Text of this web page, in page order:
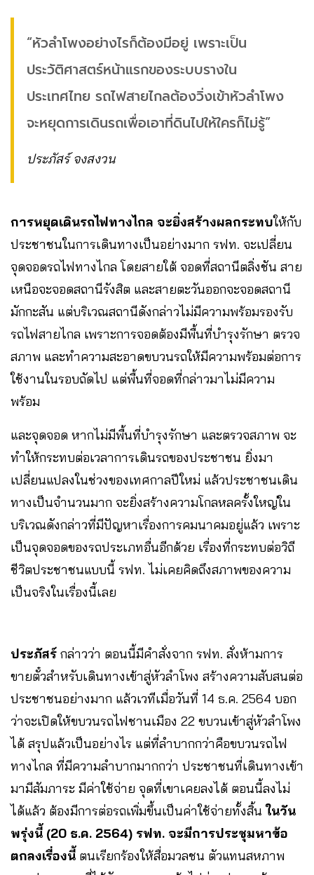
“หัวลำโพงอย่างไรก็ต้องมีอยู่ เพราะเป็น
ประวัติศาสตร์หน้าแรกของระบบรางใน
ประเทศไทย รถไฟสายไกลต้องวิ่งเข้าหัวลำโพง
จะหยุดการเดินรถเพื่อเอาที่ดินไปให้ใครก็ไม่รู้”
ประภัสร์ จงสงวน
การหยุดเดินรถไฟทางไกล จะยิ่งสร้างผลกระทบให้กับ
ประชาชนในการเดินทางเป็นอย่างมาก รฟท. จะเปลี่ยน
จุดจอดรถไฟทางไกล โดยสายใต้ จอดที่สถานีตลิ่งชัน สาย
เหนือจะจอดสถานีรังสิต และสายตะวันออกจะจอดสถานี
มักกะสัน แต่บริเวณสถานีดังกล่าวไม่มีความพร้อมรองรับ
รถไฟสายไกล เพราะการจอดต้องมีพื้นที่บำรุงรักษา ตรวจ
สภาพ และทำความสะอาดขบวนรถให้มีความพร้อมต่อการ
ใช้งานในรอบถัดไป แต่พื้นที่จอดที่กล่าวมาไม่มีความ
พร้อม
และจุดจอด หากไม่มีพื้นที่บำรุงรักษา และตรวจสภาพ จะ
ทำให้กระทบต่อเวลาการเดินรถของประชาชน ยิ่งมา
เปลี่ยนแปลงในช่วงของเทศกาลปีใหม่ แล้วประชาชนเดิน
ทางเป็นจำนวนมาก จะยิ่งสร้างความโกลหลครั้งใหญ่ใน
บริเวณดังกล่าวที่มีปัญหาเรื่องการคมนาคมอยู่แล้ว เพราะ
เป็นจุดจอดของรถประเภทอื่นอีกด้วย เรื่องที่กระทบต่อวิถี
ชีวิตประชาชนแบบนี้ รฟท. ไม่เคยคิดถึงสภาพของความ
เป็นจริงในเรื่องนี้เลย
ประภัสร์ กล่าวว่า ตอนนี้มีคำสั่งจาก รฟท. สั่งห้ามการ
ขายตั๋วสำหรับเดินทางเข้าสู่หัวลำโพง สร้างความสับสนต่อ
ประชาชนอย่างมาก แล้วเวทีเมื่อวันที่ 14 ธ.ค. 2564 บอก
ว่าจะเปิดให้ขบวนรถไฟชานเมือง 22 ขบวนเข้าสู่หัวลำโพง
ได้ สรุปแล้วเป็นอย่างไร แต่ที่ลำบากกว่าคือขบวนรถไฟ
ทางไกล ที่มีความลำบากมากกว่า ประชาชนที่เดินทางเข้า
มามีสัมภาระ มีค่าใช้จ่าย จุดที่เขาเคยลงได้ ตอนนี้ลงไม่
ได้แล้ว ต้องมีการต่อรถเพิ่มขึ้นเป็นค่าใช้จ่ายทั้งสิ้นในวัน
พรุ่งนี้ (20 ธ.ค. 2564) รฟท. จะมีการประชุมหาข้อ
ตกลงเรื่องนี้ ตนเรียกร้องให้สื่อมวลชน ตัวแทนสหภาพ